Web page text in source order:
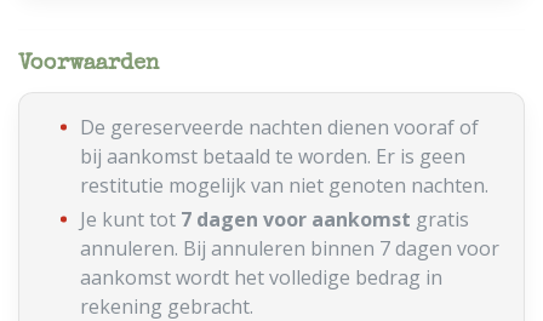
Voorwaarden
De gereserveerde nachten dienen vooraf of
bij aankomst betaald te worden. Er is geen
restitutie mogelijk van niet genoten nachten.
Je kunt tot 7 dagen voor aankomst gratis
annuleren. Bij annuleren binnen 7 dagen voor
aankomst wordt het volledige bedrag in
rekening gebracht.